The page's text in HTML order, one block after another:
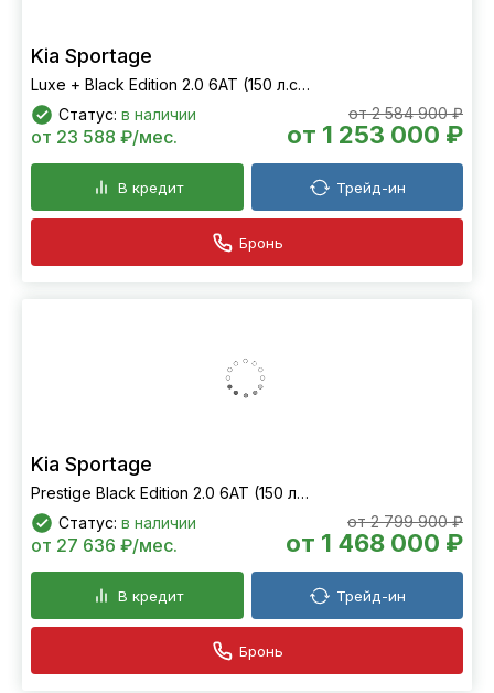
Kia Sportage
Luxe + Black Edition 2.0 6АТ (150 л.с.) 2WD
Статус: в наличии от 2 584 900 ₽
от 1 253 000 ₽
от 23 588 ₽/мес.
В кредит Трейд-ин
Бронь
Kia Sportage
Prestige Black Edition 2.0 6АТ (150 л.с.) 4WD
Статус: в наличии от 2 799 900 ₽
от 1 468 000 ₽
от 27 636 ₽/мес.
В кредит Трейд-ин
Бронь